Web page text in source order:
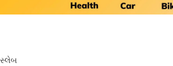
સ્લેબ